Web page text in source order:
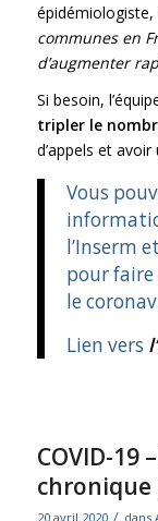
épidémiologiste,
communes en
d’augmenter
Si besoin,
tripler le
d’appels et
Vous
l’Inserm
pour faire
le
Lien vers
COVID-19
20 avril 2020 dans